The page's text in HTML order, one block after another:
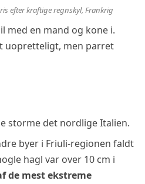
efter kraftige regnskyl, Frankrig
en mand og kone i.
uopretteligt, men parret
storme det nordlige Italien.
byer i Friuli-regionen faldt
hagl var over 10 cm i
de mest ekstreme